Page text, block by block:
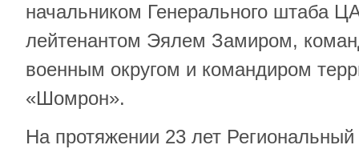
начальником Генерального штаба
лейтенантом Эялем Замиром,
военным округом и командиром
«Шомрон».
На протяжении 23 лет